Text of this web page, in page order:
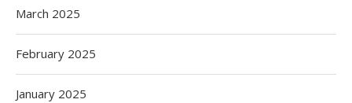
March 2025
February 2025
January 2025